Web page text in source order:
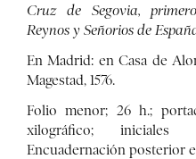
Cruz de Segovia,
Reynos y Señorios de
En Madrid: en Casa de
Magestad, 1576.
Folio menor; 26 h.;
xilográfico; iniciales
Encuadernación posterior